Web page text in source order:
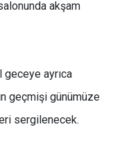
akşam
geceye ayrıca
geçmişi günümüze
sergilenecek.